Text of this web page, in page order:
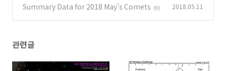
Summary Data for 2018 May’s Comets (0) 2018.05.11
관련글